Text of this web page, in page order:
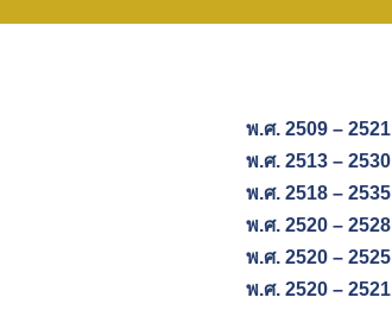
พ.ศ. 2509 – 2521
พ.ศ. 2513 – 2530
พ.ศ. 2518 – 2535
พ.ศ. 2520 – 2528
พ.ศ. 2520 – 2525
พ.ศ. 2520 – 2521